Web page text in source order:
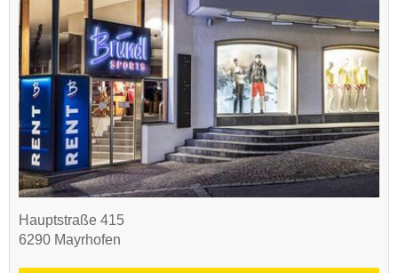
Hauptstraße 415
6290 Mayrhofen